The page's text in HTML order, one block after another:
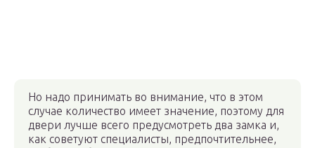
Но надо принимать во внимание, что в этом
случае количество имеет значение, поэтому для
двери лучше всего предусмотреть два замка и,
как советуют специалисты, предпочтительнее,